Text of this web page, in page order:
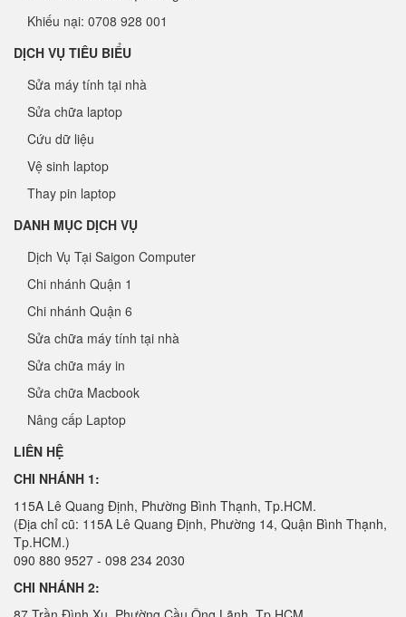
Khiếu nại: 0708 928 001
DỊCH VỤ TIÊU BIỂU
Sửa máy tính tại nhà
Sửa chữa laptop
Cứu dữ liệu
Vệ sinh laptop
Thay pin laptop
DANH MỤC DỊCH VỤ
Dịch Vụ Tại Saigon Computer
Chi nhánh Quận 1
Chi nhánh Quận 6
Sửa chữa máy tính tại nhà
Sửa chữa máy in
Sửa chữa Macbook
Nâng cấp Laptop
LIÊN HỆ
CHI NHÁNH 1:
115A Lê Quang Định, Phường Bình Thạnh, Tp.HCM.
(Địa chỉ cũ: 115A Lê Quang Định, Phường 14, Quận Bình Thạnh,
Tp.HCM.)
090 880 9527 - 098 234 2030
CHI NHÁNH 2: